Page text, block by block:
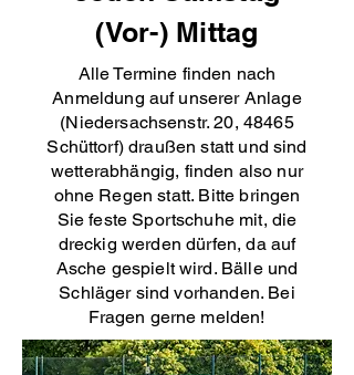
(Vor-) Mittag
Alle Termine finden nach
Anmeldung auf unserer Anlage
(Niedersachsenstr. 20, 48465
Schüttorf) draußen statt und sind
wetterabhängig, finden also nur
ohne Regen statt. Bitte bringen
Sie feste Sportschuhe mit, die
dreckig werden dürfen, da auf
Asche gespielt wird. Bälle und
Schläger sind vorhanden. Bei
Fragen gerne melden!